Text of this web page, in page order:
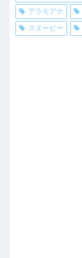
アラモアナ
スヌーピー